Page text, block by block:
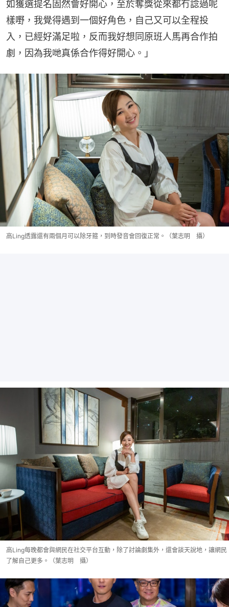
如獲選提名固然會好開心，至於奪獎從來都冇諗過呢
樣嘢，我覺得遇到一個好角色，自己又可以全程投
入，已經好滿足啦，反而我好想同原班人馬再合作拍
劇，因為我哋真係合作得好開心。」
高Ling透露還有兩個月可以除牙箍，到時發音會回復正常。（葉志明 攝）
高Ling每晚都會與網民在社交平台互動，除了討論劇集外，還會談天說地，讓網民
了解自己更多。（葉志明 攝）